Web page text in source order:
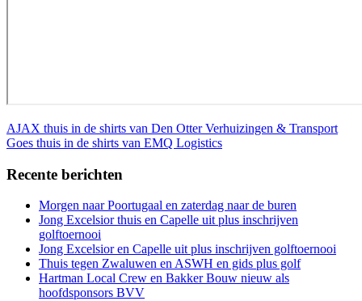
Bericht
navigatie
AJAX thuis in de shirts van Den Otter Verhuizingen & Transport
Goes thuis in de shirts van EMQ Logistics
Recente berichten
Morgen naar Poortugaal en zaterdag naar de buren
Jong Excelsior thuis en Capelle uit plus inschrijven
golftoernooi
Jong Excelsior en Capelle uit plus inschrijven golftoernooi
Thuis tegen Zwaluwen en ASWH en gids plus golf
Hartman Local Crew en Bakker Bouw nieuw als
hoofdsponsors BVV